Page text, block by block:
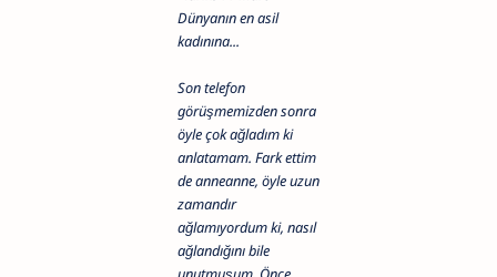
Dünyanın en asil
kadınına...
Son telefon
görüşmemizden sonra
öyle çok ağladım ki
anlatamam. Fark ettim
de anneanne, öyle uzun
zamandır
ağlamıyordum ki, nasıl
ağlandığını bile